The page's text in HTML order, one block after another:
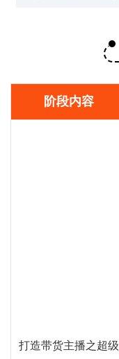
阶段内容
打造带货主播之超级